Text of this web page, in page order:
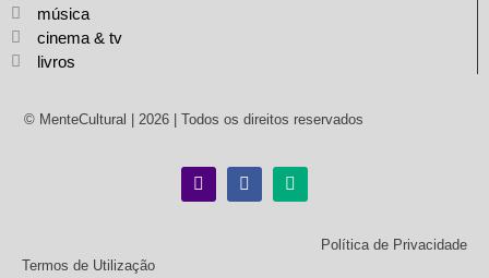
música
cinema & tv
livros
© MenteCultural | 2026 | Todos os direitos reservados
Política de Privacidade
Termos de Utilização